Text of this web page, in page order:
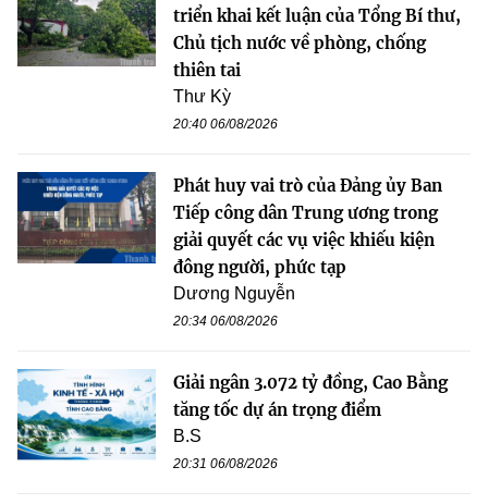
triển khai kết luận của Tổng Bí thư,
Chủ tịch nước về phòng, chống
thiên tai
Thư Kỳ
20:40 06/08/2026
Phát huy vai trò của Đảng ủy Ban
Tiếp công dân Trung ương trong
giải quyết các vụ việc khiếu kiện
đông người, phức tạp
Dương Nguyễn
20:34 06/08/2026
Giải ngân 3.072 tỷ đồng, Cao Bằng
tăng tốc dự án trọng điểm
B.S
20:31 06/08/2026